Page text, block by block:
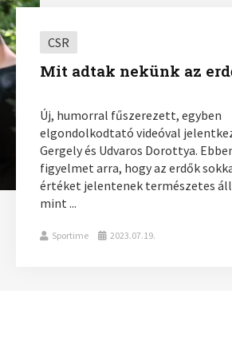
CSR
Mit adtak nekünk az
Új, humorral fűszerezett, egyben
elgondolkodtató videóval
Gergely és Udvaros Dorottya.
figyelmet arra, hogy az erdők
értéket jelentenek természetes
mint ...
Sportime 2023.07.19.